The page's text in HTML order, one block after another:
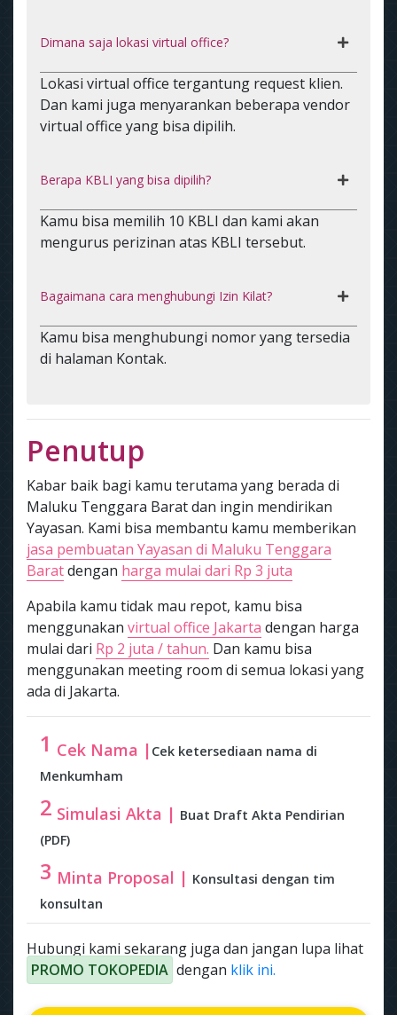
Dimana saja lokasi virtual office?
Lokasi virtual office tergantung request klien.
Dan kami juga menyarankan beberapa vendor
virtual office yang bisa dipilih.
Berapa KBLI yang bisa dipilih?
Kamu bisa memilih 10 KBLI dan kami akan
mengurus perizinan atas KBLI tersebut.
Bagaimana cara menghubungi Izin Kilat?
Kamu bisa menghubungi nomor yang tersedia
di halaman Kontak.
Penutup
Kabar baik bagi kamu terutama yang berada di
Maluku Tenggara Barat dan ingin mendirikan
Yayasan. Kami bisa membantu kamu memberikan
jasa pembuatan Yayasan di Maluku Tenggara
Baratdengan harga mulai dari Rp 3 juta
Apabila kamu tidak mau repot, kamu bisa
menggunakan virtual office Jakarta dengan harga
mulai dari Rp 2 juta / tahun. Dan kamu bisa
menggunakan meeting room di semua lokasi yang
ada di Jakarta.
1 Cek Nama | Cek ketersediaan nama di
Menkumham
2 Simulasi Akta | Buat Draft Akta Pendirian
(PDF)
3 Minta Proposal | Konsultasi dengan tim
konsultan
Hubungi kami sekarang juga dan jangan lupa lihat
PROMO TOKOPEDIA dengan klik ini.